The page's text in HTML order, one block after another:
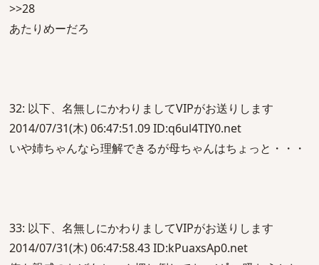
>>28
あたりめーだろ
32: 以下、名無しにかわりましてVIPがお送りします
2014/07/31(木) 06:47:51.09 ID:q6ul4TIY0.net
いや姉ちゃんなら理解できるが母ちゃんはちょっと・・・
33: 以下、名無しにかわりましてVIPがお送りします
2014/07/31(木) 06:47:58.43 ID:kPuaxsAp0.net